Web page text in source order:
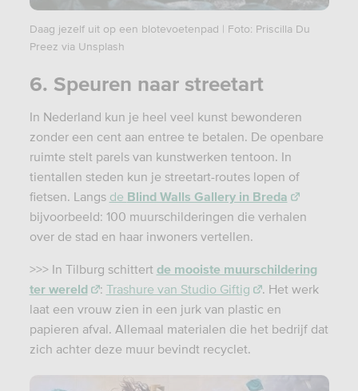
Daag jezelf uit op een blotevoetenpad | Foto: Priscilla Du
Preez via Unsplash
6. Speuren naar streetart
In Nederland kun je heel veel kunst bewonderen
zonder een cent aan entree te betalen. De openbare
ruimte stelt parels van kunstwerken tentoon. In
tientallen steden kun je streetart-routes lopen of
fietsen. Langs de Blind Walls Gallery in Breda
bijvoorbeeld: 100 muurschilderingen die verhalen
over de stad en haar inwoners vertellen.
>>> In Tilburg schittert de mooiste muurschildering
ter wereld
: Trashure van Studio Giftig
. Het werk
laat een vrouw zien in een jurk van plastic en
papieren afval. Allemaal materialen die het bedrijf dat
zich achter deze muur bevindt recyclet.